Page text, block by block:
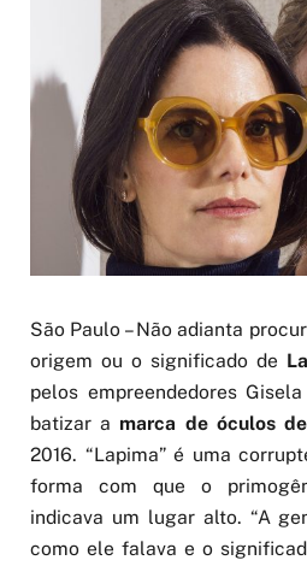
São Paulo – Não adianta
origem ou o significado de
pelos empreendedores
batizar a marca de óculos
2016. “Lapima” é uma
forma com que o
indicava um lugar alto. “A
como ele falava e o